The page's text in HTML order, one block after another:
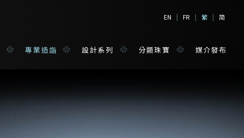
EN | FR | 繁 | 简
專業造詣 設計系列 分類珠寶 媒介發布